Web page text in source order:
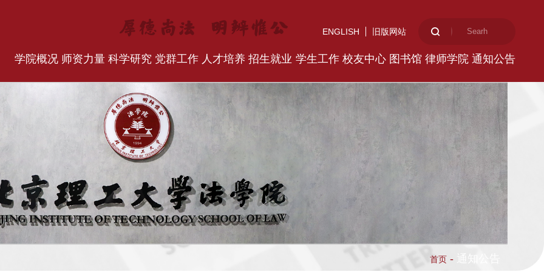
ENGLISH 旧版网站
学院概况 师资力量 科学研究 党群工作 人才培养 招生就业 学生工作 校友中心 图书馆 律师学院 通知公告
首页 -